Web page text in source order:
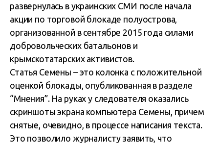
развернулась в украинских СМИ после начала
акции по торговой блокаде полуострова,
организованной в сентябре 2015 года силами
добровольческих батальонов и
крымскотатарских активистов.
Статья Семены – это колонка с положительной
оценкой блокады, опубликованная в разделе
“Мнения”. На руках у следователя оказались
скриншоты экрана компьютера Семены, причем
снятые, очевидно, в процессе написания текста.
Это позволило журналисту заявить, что